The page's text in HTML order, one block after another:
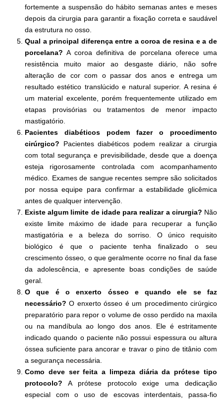
fortemente a suspensão do hábito semanas antes e meses
depois da cirurgia para garantir a fixação correta e saudável
da estrutura no osso.
Qual a principal diferença entre a coroa de resina e a de
porcelana? A coroa definitiva de porcelana oferece uma
resistência muito maior ao desgaste diário, não sofre
alteração de cor com o passar dos anos e entrega um
resultado estético translúcido e natural superior. A resina é
um material excelente, porém frequentemente utilizado em
etapas provisórias ou tratamentos de menor impacto
mastigatório.
Pacientes diabéticos podem fazer o procedimento
cirúrgico? Pacientes diabéticos podem realizar a cirurgia
com total segurança e previsibilidade, desde que a doença
esteja rigorosamente controlada com acompanhamento
médico. Exames de sangue recentes sempre são solicitados
por nossa equipe para confirmar a estabilidade glicêmica
antes de qualquer intervenção.
Existe algum limite de idade para realizar a cirurgia? Não
existe limite máximo de idade para recuperar a função
mastigatória e a beleza do sorriso. O único requisito
biológico é que o paciente tenha finalizado o seu
crescimento ósseo, o que geralmente ocorre no final da fase
da adolescência, e apresente boas condições de saúde
geral.
O que é o enxerto ósseo e quando ele se faz
necessário? O enxerto ósseo é um procedimento cirúrgico
preparatório para repor o volume de osso perdido na maxila
ou na mandíbula ao longo dos anos. Ele é estritamente
indicado quando o paciente não possui espessura ou altura
óssea suficiente para ancorar e travar o pino de titânio com
a segurança necessária.
Como deve ser feita a limpeza diária da prótese tipo
protocolo? A prótese protocolo exige uma dedicação
especial com o uso de escovas interdentais, passa-fio